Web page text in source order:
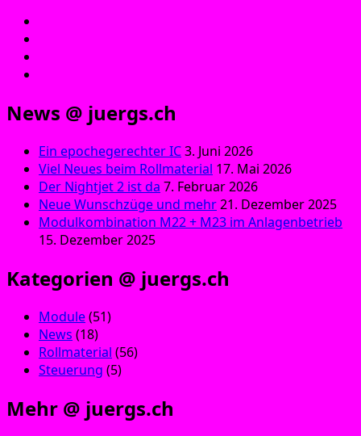
News @ juergs.ch
Ein epochegerechter IC3. Juni 2026
Viel Neues beim Rollmaterial 17. Mai 2026
Der Nightjet 2 ist da 7. Februar 2026
Neue Wunschzüge und mehr21. Dezember 2025
Modulkombination M22 + M23 im Anlagenbetrieb
15. Dezember 2025
Kategorien @ juergs.ch
Module(51)
News (18)
Rollmaterial (56)
Steuerung (5)
Mehr @ juergs.ch